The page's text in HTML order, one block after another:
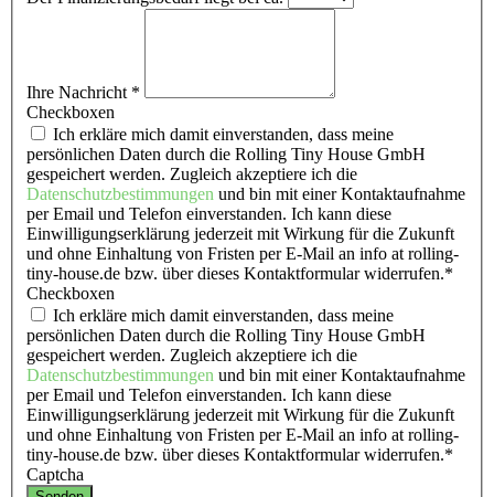
Ihre Nachricht *
Checkboxen
Ich erkläre mich damit einverstanden, dass meine
persönlichen Daten durch die Rolling Tiny House GmbH
gespeichert werden. Zugleich akzeptiere ich die
Datenschutzbestimmungen und bin mit einer Kontaktaufnahme
per Email und Telefon einverstanden. Ich kann diese
Einwilligungserklärung jederzeit mit Wirkung für die Zukunft
und ohne Einhaltung von Fristen per E-Mail an info at rolling-
tiny-house.de bzw. über dieses Kontaktformular widerrufen.*
Checkboxen
Ich erkläre mich damit einverstanden, dass meine
persönlichen Daten durch die Rolling Tiny House GmbH
gespeichert werden. Zugleich akzeptiere ich die
Datenschutzbestimmungen und bin mit einer Kontaktaufnahme
per Email und Telefon einverstanden. Ich kann diese
Einwilligungserklärung jederzeit mit Wirkung für die Zukunft
und ohne Einhaltung von Fristen per E-Mail an info at rolling-
tiny-house.de bzw. über dieses Kontaktformular widerrufen.*
Captcha